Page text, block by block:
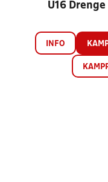
U16
INFO